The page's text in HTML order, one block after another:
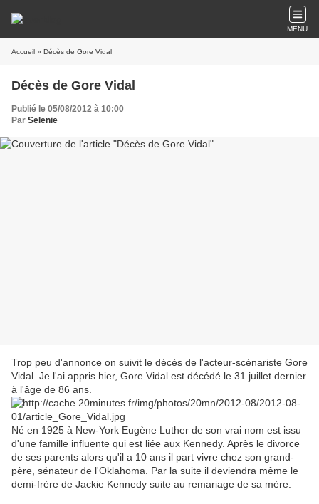
MENU
Accueil » Décès de Gore Vidal
Décès de Gore Vidal
Publié le 05/08/2012 à 10:00
Par Selenie
Trop peu d'annonce on suivit le décès de l'acteur-scénariste Gore
Vidal. Je l'ai appris hier, Gore Vidal est décédé le 31 juillet dernier
à l'âge de 86 ans.
Né en 1925 à New-York Eugène Luther de son vrai nom est issu
d'une famille influente qui est liée aux Kennedy. Après le divorce
de ses parents alors qu'il a 10 ans il part vivre chez son grand-
père, sénateur de l'Oklahoma. Par la suite il deviendra même le
demi-frère de Jackie Kennedy suite au remariage de sa mère.